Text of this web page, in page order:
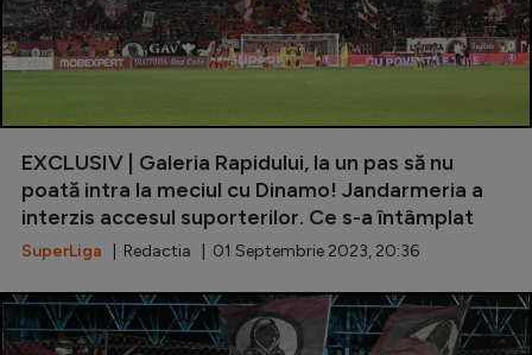
EXCLUSIV | Galeria Rapidului, la un pas să nu
poată intra la meciul cu Dinamo! Jandarmeria a
interzis accesul suporterilor. Ce s-a întâmplat
SuperLiga | Redactia | 01 Septembrie 2023, 20:36